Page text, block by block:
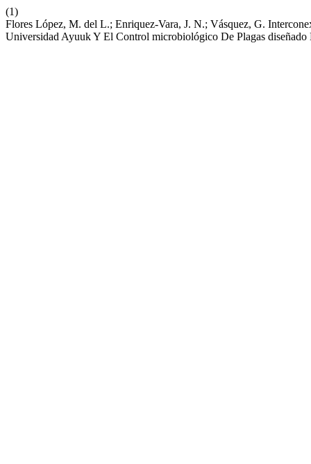
(1)
Flores López, M. del L.; Enriquez-Vara, J. N.; Vásquez, G.
Universidad Ayuuk Y El Control microbiológico De Plagas